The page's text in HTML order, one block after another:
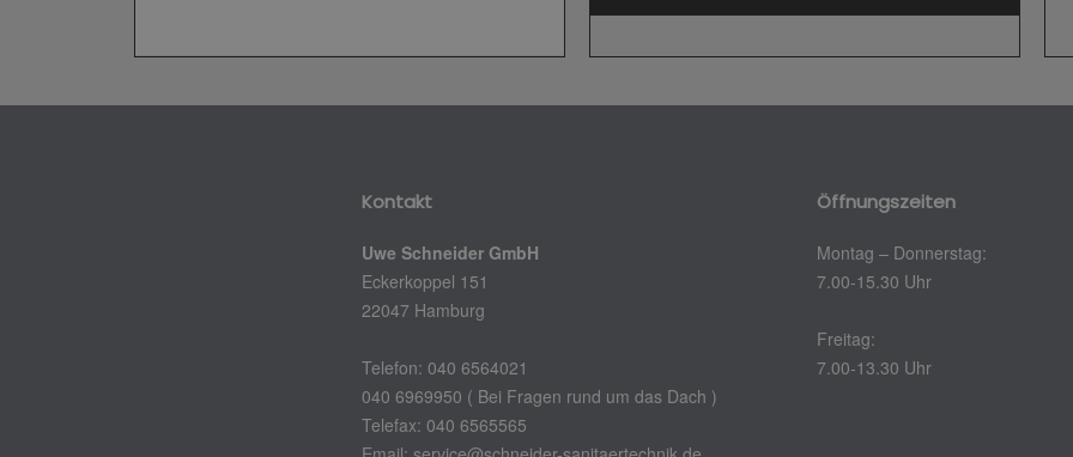
Kontakt
Uwe Schneider GmbH
Eckerkoppel 151
22047 Hamburg
Telefon: 040 6564021
040 6969950 ( Bei Fragen rund um das Dach )
Telefax: 040 6565565
Öffnungszeiten
Montag – Donnerstag:
7.00-15.30 Uhr
Freitag:
7.00-13.30 Uhr